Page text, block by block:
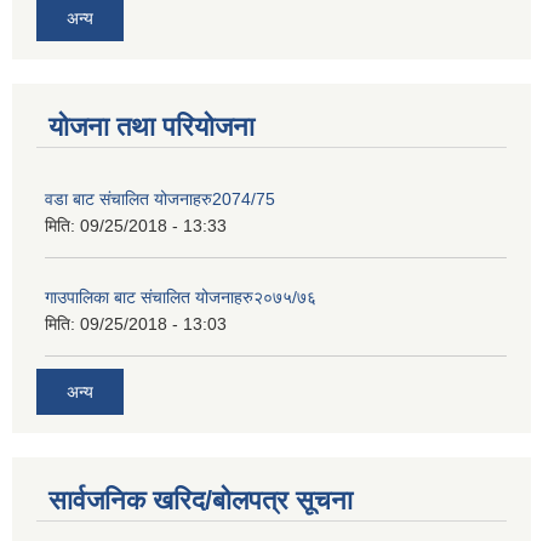
अन्य
योजना तथा परियोजना
वडा बाट संचालित योजनाहरु2074/75
मिति: 09/25/2018 - 13:33
गाउपालिका बाट संचालित योजनाहरु२०७५/७६
मिति: 09/25/2018 - 13:03
अन्य
सार्वजनिक खरिद/बोलपत्र सूचना